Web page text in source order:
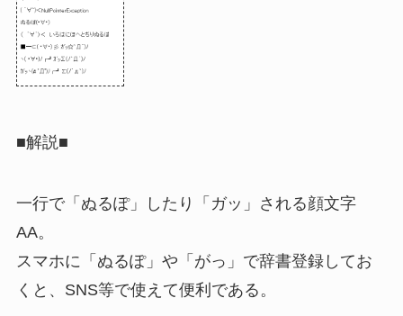
■解説■
一行で「ぬるぽ」したり「ガッ」される顔文字
AA。
スマホに「ぬるぽ」や「がっ」で辞書登録してお
くと、SNS等で使えて便利である。